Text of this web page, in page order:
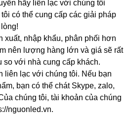
hãy liên lạc với chúng tôi
có thể cung cấp các giải pháp
xuất, nhập khẩu, phân phối hơn
nên lượng hàng lớn và giá sẽ rất
so với nhà cung cấp khách.
liên lạc với chúng tôi. Nếu bạn
bạn có thể chát Skype, zalo,
chúng tôi, tài khoản của chúng
nguonled.vn.